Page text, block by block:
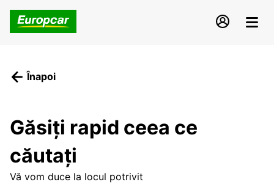
Înapoi
Găsiți rapid ceea ce
căutați
Vă vom duce la locul potrivit